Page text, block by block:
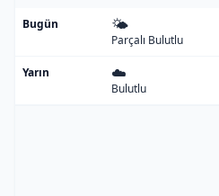
Bugün 🌤️
Parçalı Bulutlu
Yarın ☁️
Bulutlu